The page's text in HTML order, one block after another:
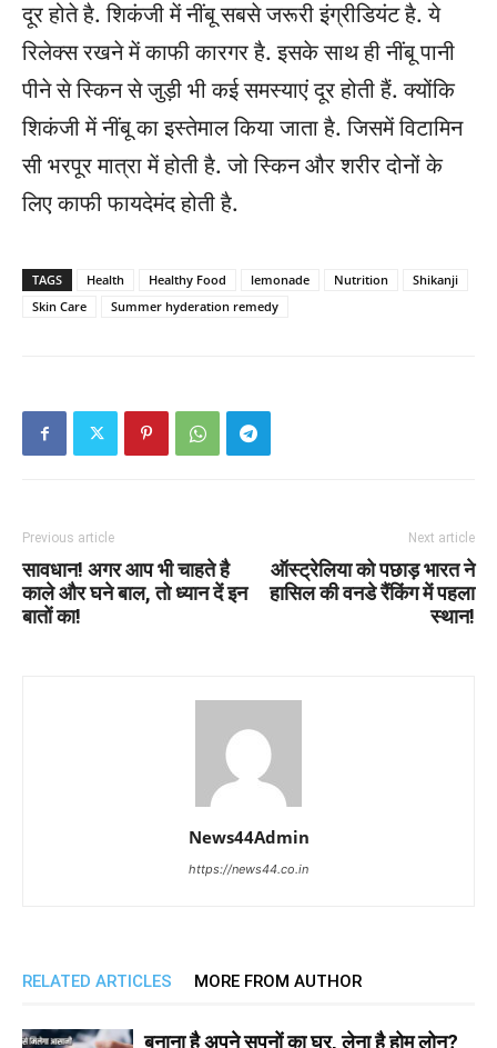
दूर होते है. शिकंजी में नींबू सबसे जरूरी इंग्रीडियंट है. ये
रिलेक्स रखने में काफी कारगर है. इसके साथ ही नींबू पानी
पीने से स्किन से जुड़ी भी कई समस्याएं दूर होती हैं. क्योंकि
शिकंजी में नींबू का इस्तेमाल किया जाता है. जिसमें विटामिन
सी भरपूर मात्रा में होती है. जो स्किन और शरीर दोनों के
लिए काफी फायदेमंद होती है.
TAGS Health Healthy Food lemonade Nutrition
Shikanji
Skin Care
Summer hyderation remedy
Previous article
सावधान! अगर आप भी चाहते है
काले और घने बाल, तो ध्यान दें इन
बातों का!
Next article
ऑस्ट्रेलिया को पछाड़ भारत ने
हासिल की वनडे रैंकिंग में पहला
स्थान!
News44Admin
https://news44.co.in
RELATED ARTICLES MORE FROM AUTHOR
बनाना है अपने सपनों का घर, लेना है होम लोन?